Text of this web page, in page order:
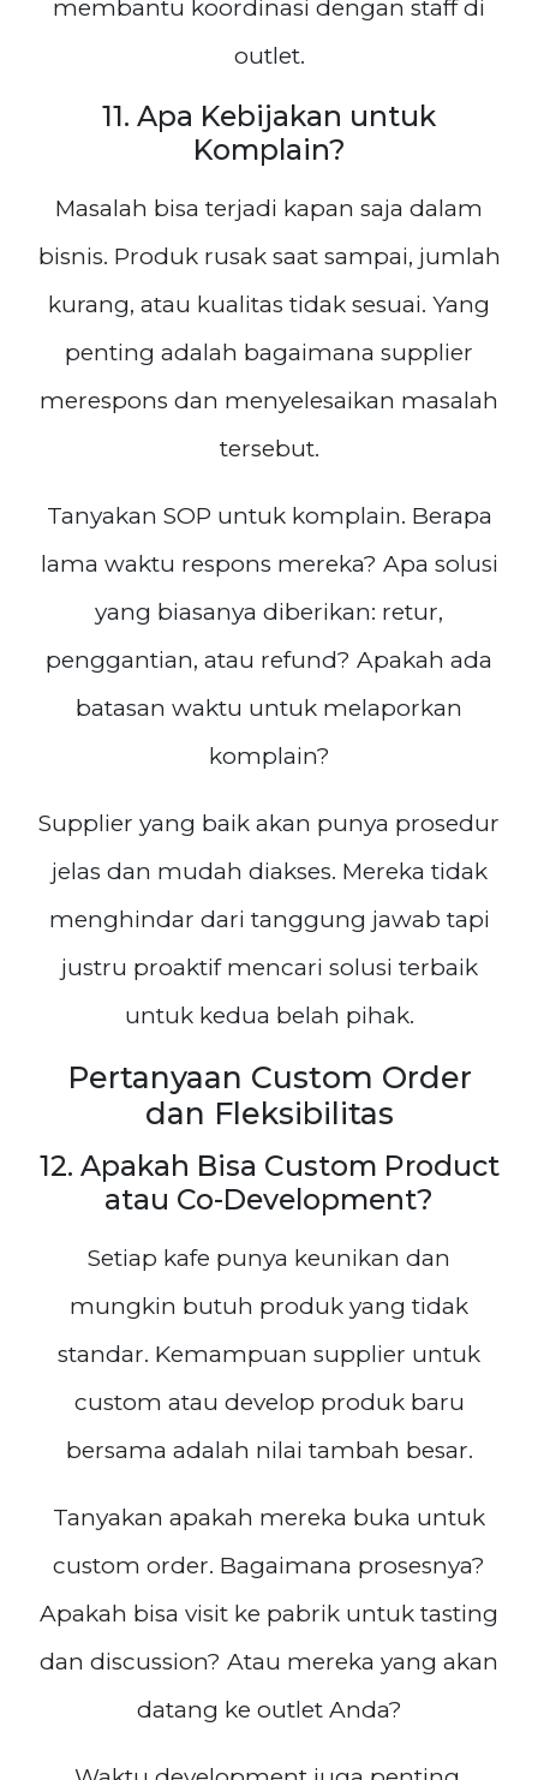
membantu koordinasi dengan staff di
outlet.
11. Apa Kebijakan untuk
Komplain?
Masalah bisa terjadi kapan saja dalam
bisnis. Produk rusak saat sampai, jumlah
kurang, atau kualitas tidak sesuai. Yang
penting adalah bagaimana supplier
merespons dan menyelesaikan masalah
tersebut.
Tanyakan SOP untuk komplain. Berapa
lama waktu respons mereka? Apa solusi
yang biasanya diberikan: retur,
penggantian, atau refund? Apakah ada
batasan waktu untuk melaporkan
komplain?
Supplier yang baik akan punya prosedur
jelas dan mudah diakses. Mereka tidak
menghindar dari tanggung jawab tapi
justru proaktif mencari solusi terbaik
untuk kedua belah pihak.
Pertanyaan Custom Order
dan Fleksibilitas
12. Apakah Bisa Custom Product
atau Co-Development?
Setiap kafe punya keunikan dan
mungkin butuh produk yang tidak
standar. Kemampuan supplier untuk
custom atau develop produk baru
bersama adalah nilai tambah besar.
Tanyakan apakah mereka buka untuk
custom order. Bagaimana prosesnya?
Apakah bisa visit ke pabrik untuk tasting
dan discussion? Atau mereka yang akan
datang ke outlet Anda?